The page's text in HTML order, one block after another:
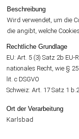
Beschreibung
Wird verwendet, um die
die angibt, welche
Rechtliche Grundlage
EU: Art. 5 (3) Satz 2b
nationales Recht, wie §
lit. c DSGVO
Schweiz: Art. 17 Satz 1
Ort der Verarbeitung
Karlsbad